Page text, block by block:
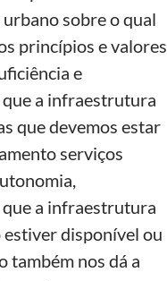
sobre o qual
princípios e valores
e
que a infraestrutura
que devemos estar
serviços
a infraestrutura
estiver disponível ou
também nos dá a